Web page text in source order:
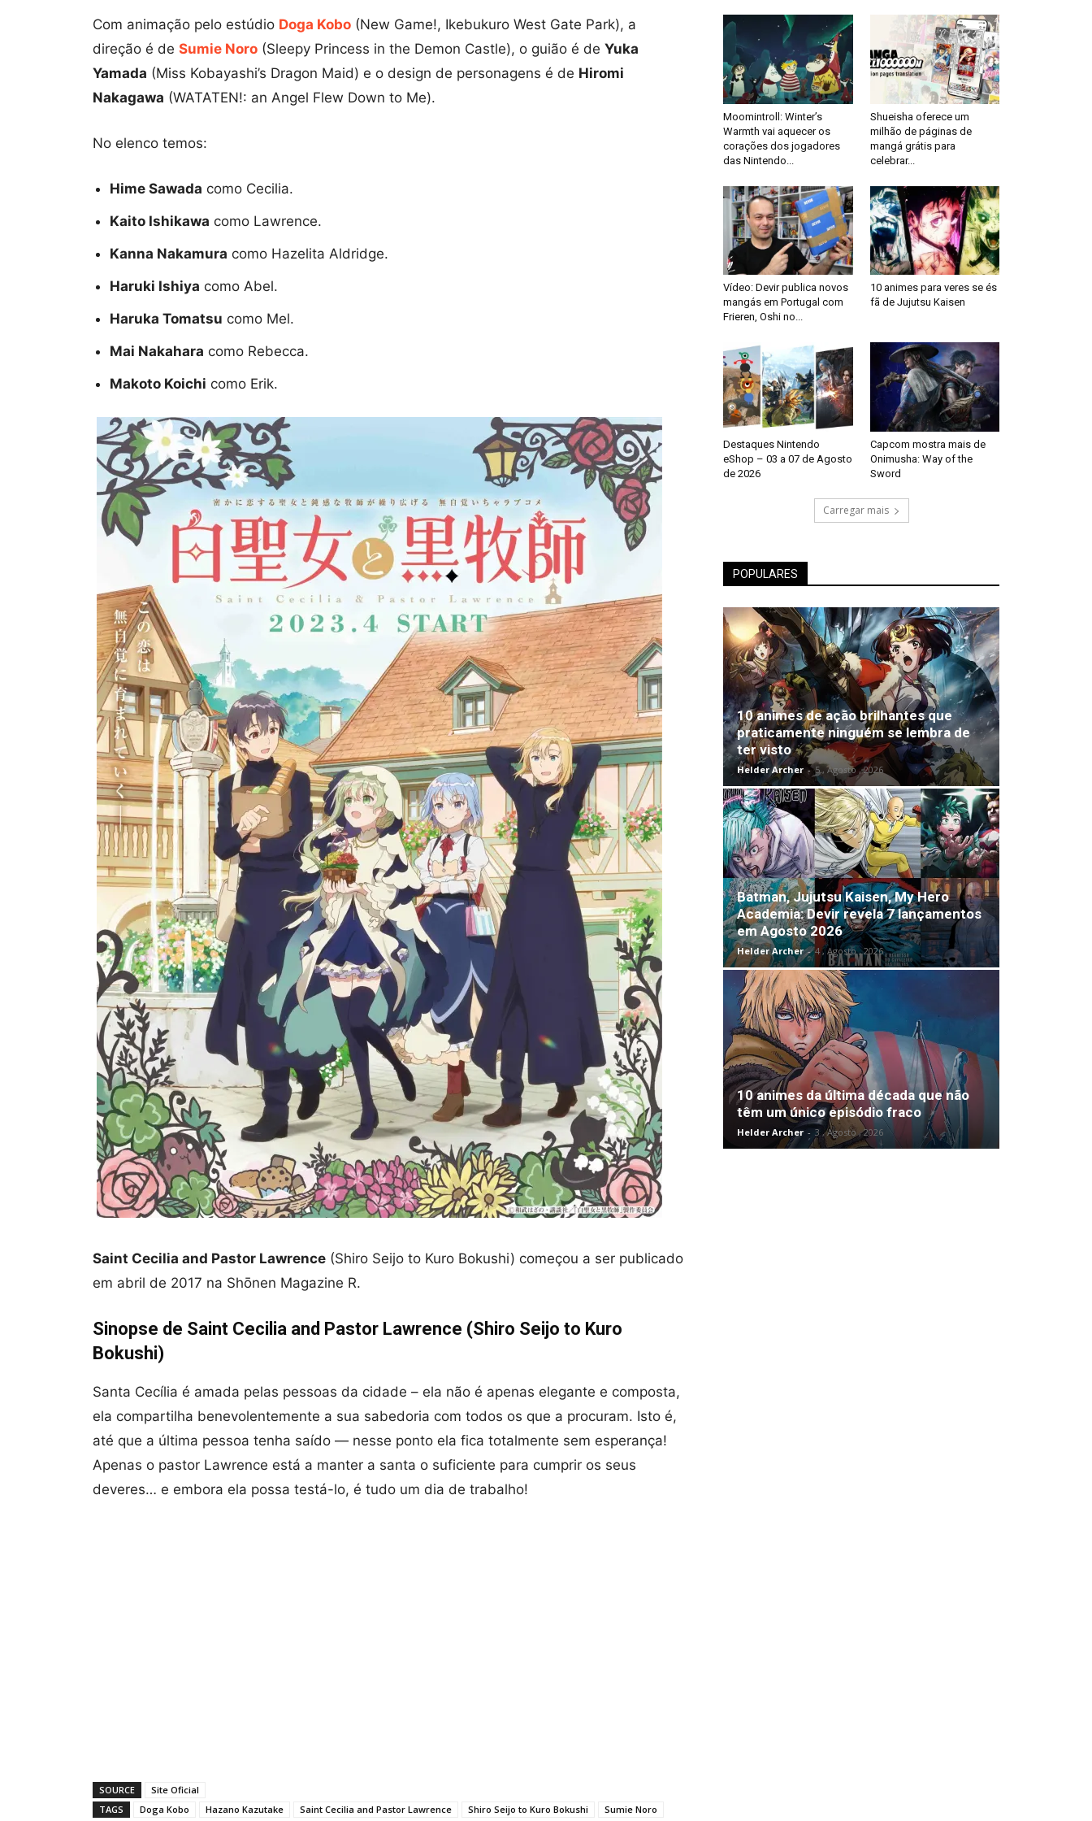
Com animação pelo estúdio Doga Kobo (New Game!, Ikebukuro West Gate Park), a
direção é de Sumie Noro (Sleepy Princess in the Demon Castle), o guião é de Yuka
Yamada (Miss Kobayashi’s Dragon Maid) e o design de personagens é de Hiromi
Nakagawa (WATATEN!: an Angel Flew Down to Me).
No elenco temos:
Hime Sawada como Cecilia.
Kaito Ishikawa como Lawrence.
Kanna Nakamura como Hazelita Aldridge.
Haruki Ishiya como Abel.
Haruka Tomatsu como Mel.
Mai Nakahara como Rebecca.
Makoto Koichi como Erik.
Saint Cecilia and Pastor Lawrence (Shiro Seijo to Kuro Bokushi) começou a ser publicado
em abril de 2017 na Shōnen Magazine R.
Sinopse de Saint Cecilia and Pastor Lawrence (Shiro Seijo to Kuro
Bokushi)
Santa Cecília é amada pelas pessoas da cidade – ela não é apenas elegante e composta,
ela compartilha benevolentemente a sua sabedoria com todos os que a procuram. Isto é,
até que a última pessoa tenha saído — nesse ponto ela fica totalmente sem esperança!
Apenas o pastor Lawrence está a manter a santa o suficiente para cumprir os seus
deveres… e embora ela possa testá-lo, é tudo um dia de trabalho!
SOURCE
Site Oficial
TAGS
Doga Kobo Hazano Kazutake Saint Cecilia and Pastor Lawrence Shiro Seijo to Kuro Bokushi Sumie Noro
Moomintroll: Winter’s
Warmth vai aquecer os
corações dos jogadores
das Nintendo...
Shueisha oferece um
milhão de páginas de
mangá grátis para
celebrar...
Vídeo: Devir publica novos
mangás em Portugal com
Frieren, Oshi no...
10 animes para veres se és
fã de Jujutsu Kaisen
Destaques Nintendo
eShop – 03 a 07 de Agosto
de 2026
Capcom mostra mais de
Onimusha: Way of the
Sword
Carregar mais
POPULARES
10 animes de ação brilhantes que
praticamente ninguém se lembra de
ter visto
Helder Archer - 5 , Agosto , 2026
Batman, Jujutsu Kaisen, My Hero
Academia: Devir revela 7 lançamentos
em Agosto 2026
Helder Archer - 4 , Agosto , 2026
10 animes da última década que não
têm um único episódio fraco
Helder Archer - 3 , Agosto , 2026